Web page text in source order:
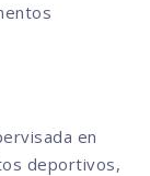
en
deportivos,